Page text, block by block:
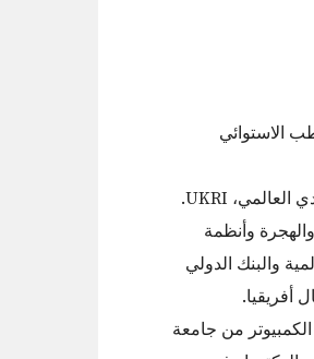
الاستوائي
أسست شيرين شبكة Menarah في عام 2019، بمنحة أولية من صندوق أبحاث التحدي العالمي، UKRI.
وأنظمة
والبنك الدولي
أفريقيا.
من جامعة